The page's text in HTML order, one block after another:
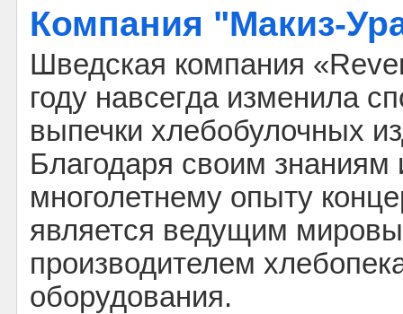
Компания "Макиз-
Шведская компания
году навсегда изменила
выпечки хлебобулочных
Благодаря своим знаниям
многолетнему опыту
является ведущим
производителем
оборудования.